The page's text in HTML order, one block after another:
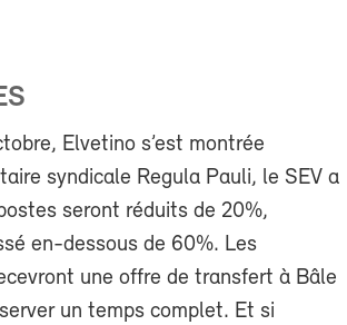
Elvetino s’est montrée
syndicale Regula Pauli, le SEV a
seront réduits de 20%,
en-dessous de 60%. Les
une offre de transfert à Bâle
un temps complet. Et si